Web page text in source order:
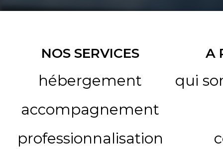
NOS SERVICES
hébergement
accompagnement
professionnalisation
A
qui